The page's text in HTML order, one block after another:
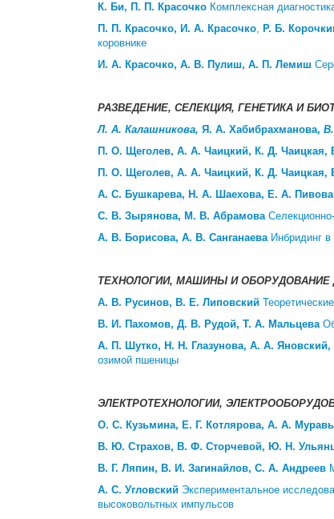
К. Би, П. П. Красочко Комплексная
П. П. Красочко, И. А. Красочко, Р. Б.
коровнике
И. А. Красочко, А. В. Пулиш, А. П. Лемиш
РАЗВЕДЕНИЕ, СЕЛЕКЦИЯ, ГЕНЕТИКА И
Л. А. Калашникова, Я. А. Хабибрахманова,
П. О. Щеголев, А. А. Чаицкий, К. Д. Чаицкая,
П. О. Щеголев, А. А. Чаицкий, К. Д. Чаицкая,
А. С. Бушкарева, Н. А. Шаехова, Е. А.
С. В. Зырянова, М. В. Абрамова
А. В. Борисова, А. В. СанганаеваИнбридинг в
ТЕХНОЛОГИИ, МАШИНЫ И
А. В. Русинов, В. Е. Липовский
В. И. Пахомов, Д. В. Рудой, Т. А. Мальцева
А. П. Шутко, Н. Н. Глазунова, А. А.
озимой пшеницы
ЭЛЕКТРОТЕХНОЛОГИИ,
О. С. Кузьмина, Е. Г. Котлярова, А. А.
В. Ю. Страхов, В. Ф. Сторчевой, Ю. Н.
В. Г. Ляпин, В. И. Загинайлов, С. А. Андреев
А. С. Угловский Экспериментальное
высоковольтных импульсов